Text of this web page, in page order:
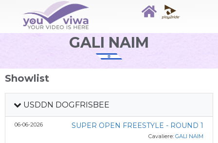
GALI NAIM
Showlist
USDDN DOGFRISBEE
06-06-2026 SUPER OPEN FREESTYLE - ROUND 1
Cavaliere: GALI NAIM